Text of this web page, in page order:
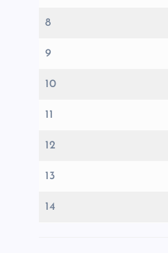
8
9
10
11
12
13
14